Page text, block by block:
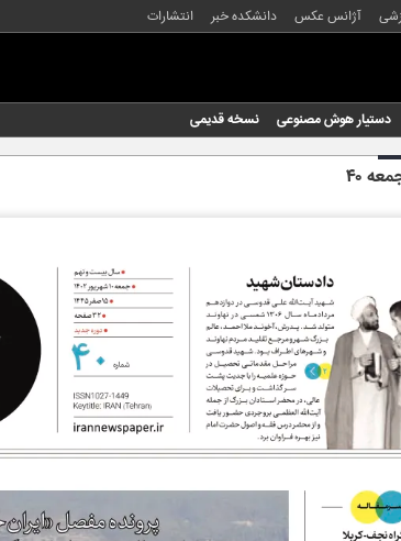
آژانس عکس دانشکده خبر انتشارات
دستیار هوش مصنوعی نسخه قدیمی
۴۰